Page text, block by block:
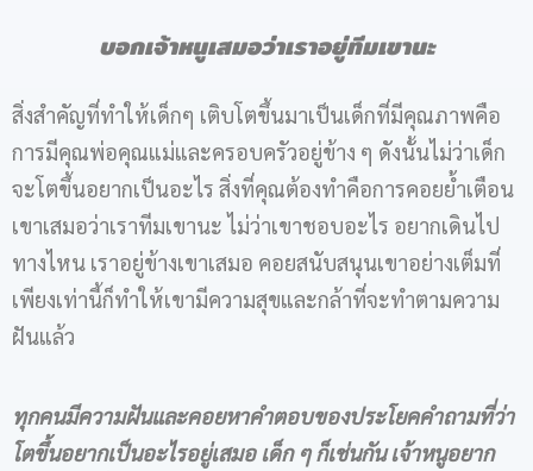
บอกเจ้าหนูเสมอว่าเราอยู่ทีมเขานะ
สิ่งสำคัญที่ทำให้เด็กๆ เติบโตขึ้นมาเป็นเด็กที่มีคุณภาพคือ
การมีคุณพ่อคุณแม่และครอบครัวอยู่ข้าง ๆ ดังนั้นไม่ว่าเด็ก
จะโตขึ้นอยากเป็นอะไร สิ่งที่คุณต้องทำคือการคอยย้ำเตือน
เขาเสมอว่าเราทีมเขานะ ไม่ว่าเขาชอบอะไร อยากเดินไป
ทางไหน เราอยู่ข้างเขาเสมอ คอยสนับสนุนเขาอย่างเต็มที่
เพียงเท่านี้ก็ทำให้เขามีความสุขและกล้าที่จะทำตามความ
ฝันแล้ว
ทุกคนมีความฝันและคอยหาคำตอบของประโยคคำถามที่ว่า
โตขึ้นอยากเป็นอะไรอยู่เสมอ เด็ก ๆ ก็เช่นกัน เจ้าหนูอยาก